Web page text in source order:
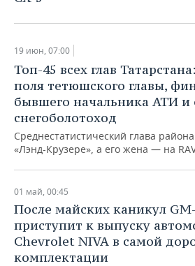
19 июн, 07:00
Топ-45 всех глав
поля тетюшского главы,
бывшего начальника АТИ и
снегоболотоход
Среднестатистический глава
«Лэнд-Крузере», а его жена — на
01 май, 00:45
После майских каникул
приступит к выпуску
Chevrolet NIVA в самой
комплектации